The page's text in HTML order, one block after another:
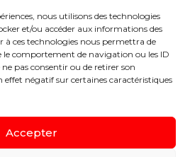
nous utilisons des technologies
et/ou accéder aux informations des
à ces technologies nous permettra de
le comportement de navigation ou les ID
pas consentir ou de retirer son
négatif sur certaines caractéristiques
Accepter